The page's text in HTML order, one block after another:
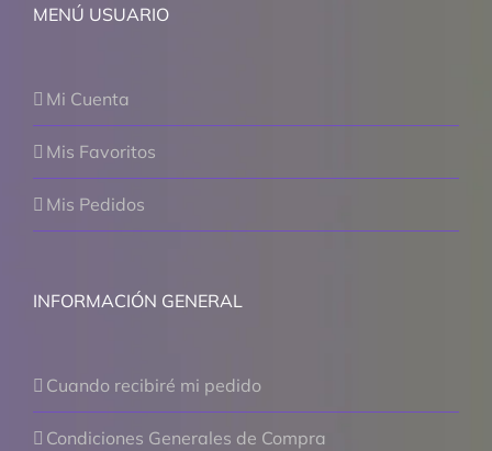
MENÚ USUARIO
Mi Cuenta
Mis Favoritos
Mis Pedidos
INFORMACIÓN GENERAL
Cuando recibiré mi pedido
Condiciones Generales de Compra